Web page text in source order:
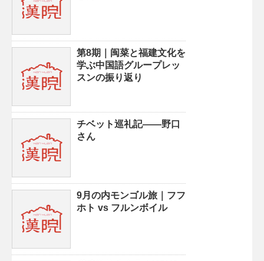
第8期｜闽菜と福建文化を
学ぶ中国語グループレッ
スンの振り返り
チベット巡礼記——野口
さん
9月の内モンゴル旅｜フフ
ホト vs フルンボイル